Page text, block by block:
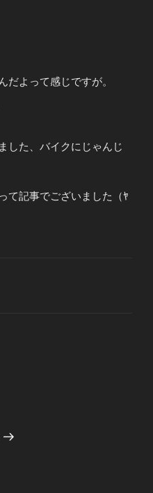
だよって感じですが。
した、バイクにじゃんじ
て記事でございました（ﾔ